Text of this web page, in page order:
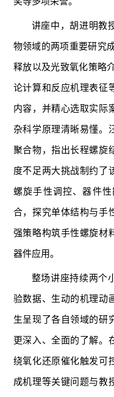
讲座中，胡进明教
物领域的两项重要研究
释放以及光致氧化策略
论计算和反应机理表征
内容，并精心选取实际
杂科学原理清晰易懂。
聚合物，指出长程螺旋
度不足两大挑战制约了
螺旋手性调控、器件
合，探究单体结构与手
强策略构筑手性螺旋材
器件应用。
整场讲座持续两个
验数据、生动的机理动
生呈现了各自领域的研
更深入、全面的了解。
绕氧化还原催化触发可
成机理等关键问题与教